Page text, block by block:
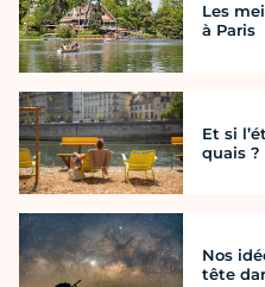
Les
à Paris
Et si
quais ?
Nos
tête